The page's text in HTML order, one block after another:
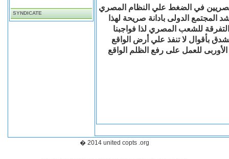
SYNDICATE
في الضغط علي النظام المصري
المجتمع الدولى بادانة صريحة لهذا
للشعب المصري لذا فواجبنا
بأقوال لا تنفذ علي أرض الواقع
للعمل على رفع الظلم الواقع
� 2014 united copts .org